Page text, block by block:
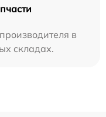
в
складах.